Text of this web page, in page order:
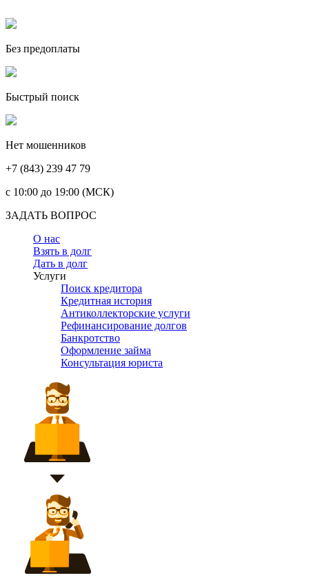
Без предоплаты
Быстрый поиск
Нет мошенников
+7 (843) 239 47 79
c 10:00 до 19:00 (МСК)
ЗАДАТЬ ВОПРОС
О нас
Взять в долг
Дать в долг
Услуги
Поиск кредитора
Кредитная история
Антиколлекторские услуги
Рефинансирование долгов
Банкротство
Оформление займа
Консультация юриста